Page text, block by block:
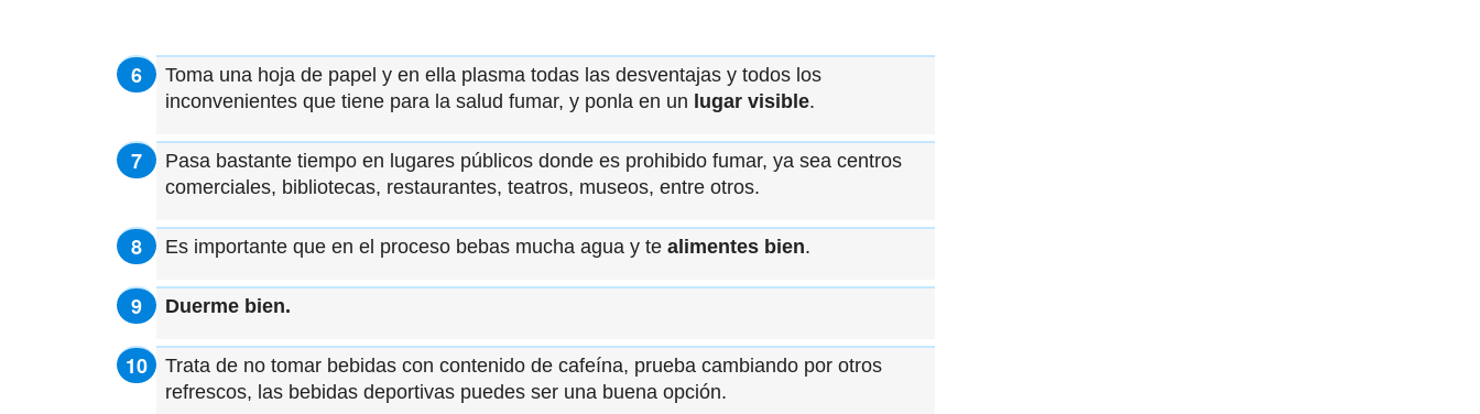
Toma una hoja de papel y en ella plasma todas las desventajas y todos los
inconvenientes que tiene para la salud fumar, y ponla en un lugar visible.
Pasa bastante tiempo en lugares públicos donde es prohibido fumar, ya sea centros
comerciales, bibliotecas, restaurantes, teatros, museos, entre otros.
Es importante que en el proceso bebas mucha agua y te alimentes bien.
Duerme bien.
Trata de no tomar bebidas con contenido de cafeína, prueba cambiando por otros
refrescos, las bebidas deportivas puedes ser una buena opción.